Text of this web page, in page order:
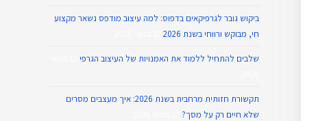
ביקוש גובר לגרפיקאים בדפוס: למה עיצוב מודפס נשאר מקצוע
חי, מבוקש ורווחי בשנת 2026
שלבים להתחיל ללמוד את האמנויות של העיצוב הגרפי
תקשורת חזותית מרחבית בשנת 2026: איך מעצבים מסרים
שלא חיים רק על מסך?